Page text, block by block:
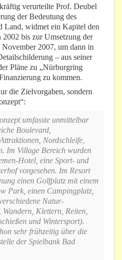
verurteilte Prof. Deubel
der Bedeutung des
Land, widmet ein Kapitel den
2002 bis zur Umsetzung der
2007, um dann in
– aus seiner
Pläne zu „Nürburgring
zu kommen.
die Zielvorgaben, sondern
umfasste unmittelbar
Boulevard,
Nordschleife,
Im Village Bereich wurden
Hotel, eine Sport- und
vorgesehen. Im Resort
einen Golfplatz mit einem
Park, einen Campingplatz,
Natur-
Klettern, Reiten,
und Wintersport).
sehr frühzeitig über die
der Spielbank Bad